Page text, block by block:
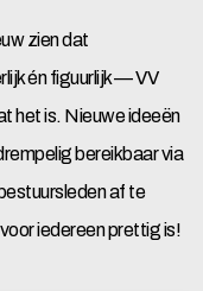
zien dat
én figuurlijk — VV
het is. Nieuwe ideeën
bereikbaar via
af te
iedereen prettig is!